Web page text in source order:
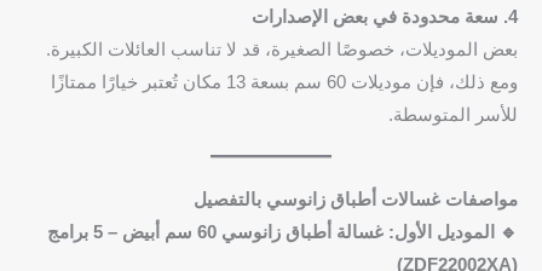
4. سعة محدودة في بعض الإصدارات
بعض الموديلات، خصوصًا الصغيرة، قد لا تناسب العائلات الكبيرة.
ومع ذلك، فإن موديلات 60 سم بسعة 13 مكان تُعتبر خيارًا ممتازًا
للأسر المتوسطة.
مواصفات غسالات أطباق زانوسي بالتفصيل
🔹 الموديل الأول: غسالة أطباق زانوسي 60 سم أبيض – 5 برامج
(ZDF22002XA)